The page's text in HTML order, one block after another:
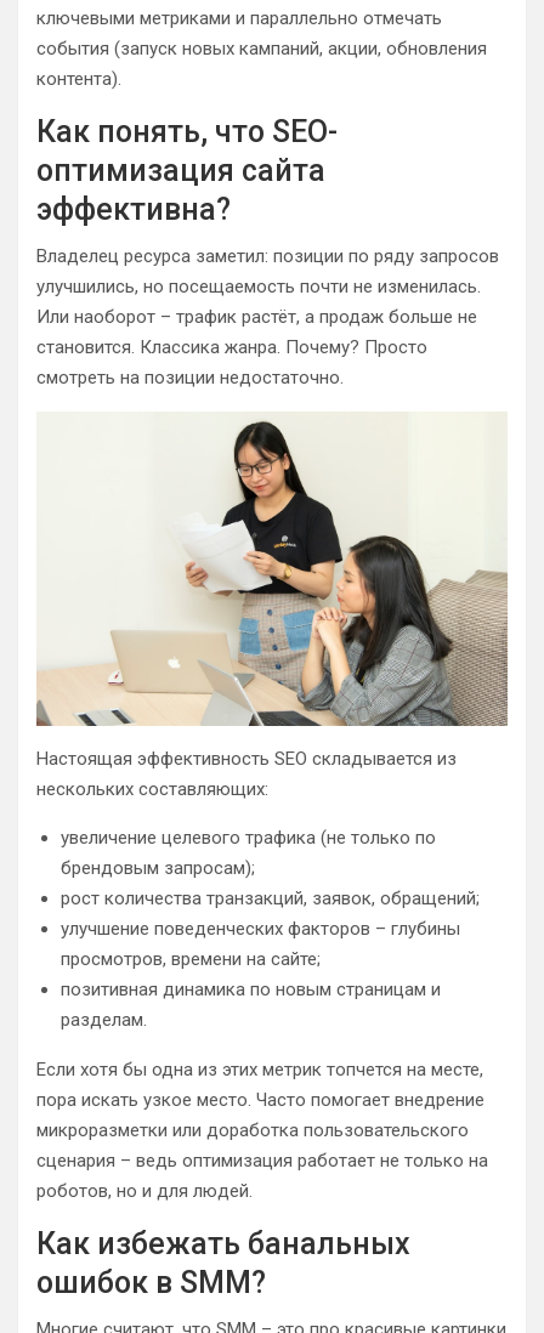
ключевыми метриками и параллельно отмечать
события (запуск новых кампаний, акции, обновления
контента).
Как понять, что SEO-
оптимизация сайта
эффективна?
Владелец ресурса заметил: позиции по ряду запросов
улучшились, но посещаемость почти не изменилась.
Или наоборот – трафик растёт, а продаж больше не
становится. Классика жанра. Почему? Просто
смотреть на позиции недостаточно.
Настоящая эффективность SEO складывается из
нескольких составляющих:
увеличение целевого трафика (не только по
брендовым запросам);
рост количества транзакций, заявок, обращений;
улучшение поведенческих факторов – глубины
просмотров, времени на сайте;
позитивная динамика по новым страницам и
разделам.
Если хотя бы одна из этих метрик топчется на месте,
пора искать узкое место. Часто помогает внедрение
микроразметки или доработка пользовательского
сценария – ведь оптимизация работает не только на
роботов, но и для людей.
Как избежать банальных
ошибок в SMM?